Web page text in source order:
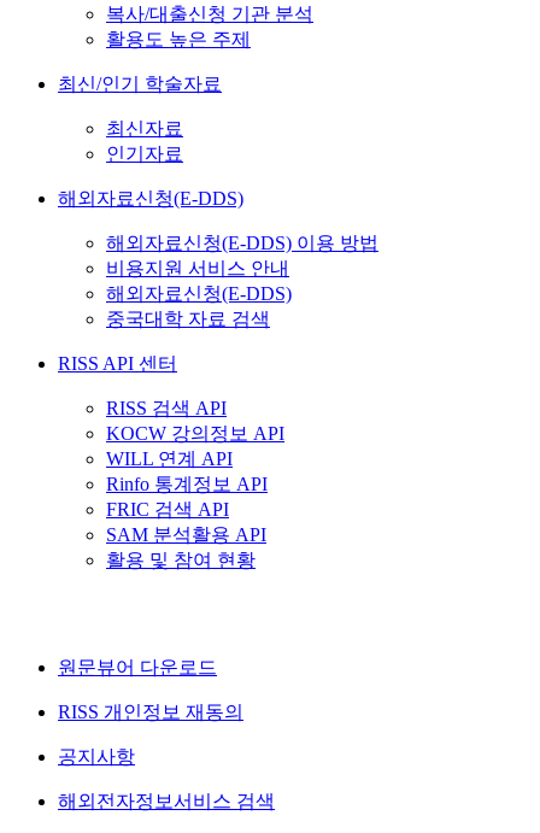
복사/대출신청 기관 분석
활용도 높은 주제
최신/인기 학술자료
최신자료
인기자료
해외자료신청(E-DDS)
해외자료신청(E-DDS) 이용 방법
비용지원 서비스 안내
해외자료신청(E-DDS)
중국대학 자료 검색
RISS API 센터
RISS 검색 API
KOCW 강의정보 API
WILL 연계 API
Rinfo 통계정보 API
FRIC 검색 API
SAM 분석활용 API
활용 및 참여 현황
원문뷰어 다운로드
RISS 개인정보 재동의
공지사항
해외전자정보서비스 검색